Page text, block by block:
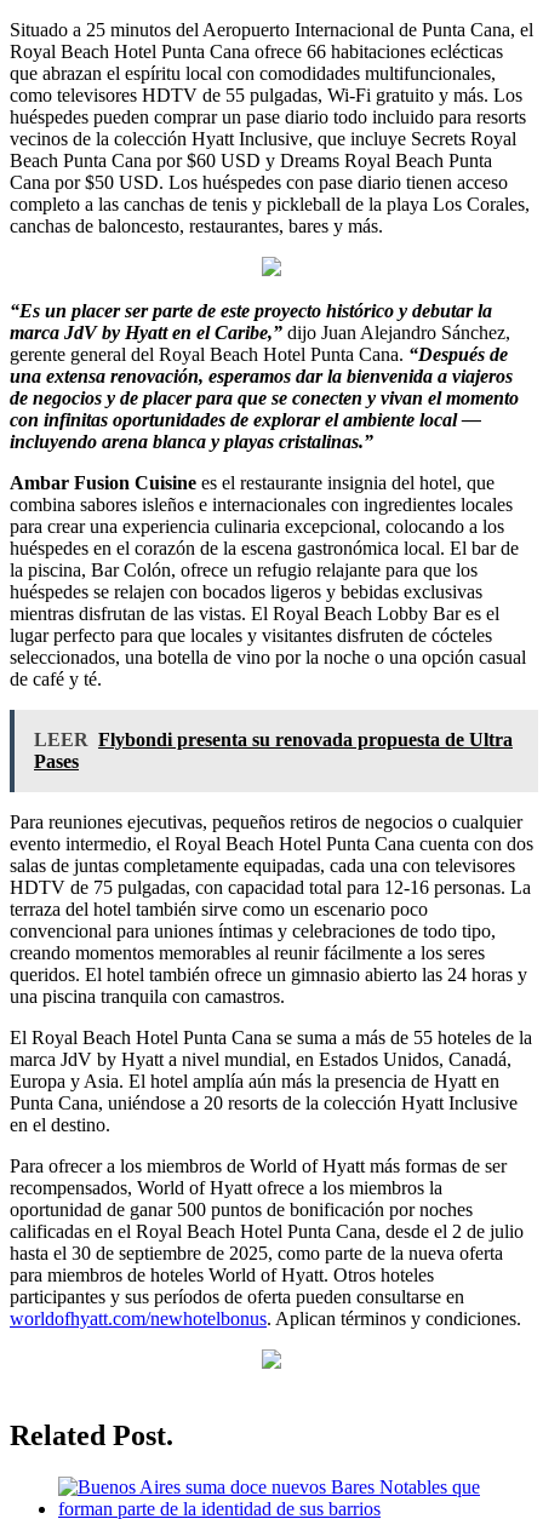
Situado a 25 minutos del Aeropuerto Internacional de Punta Cana, el
Royal Beach Hotel Punta Cana ofrece 66 habitaciones eclécticas
que abrazan el espíritu local con comodidades multifuncionales,
como televisores HDTV de 55 pulgadas, Wi-Fi gratuito y más. Los
huéspedes pueden comprar un pase diario todo incluido para resorts
vecinos de la colección Hyatt Inclusive, que incluye Secrets Royal
Beach Punta Cana por $60 USD y Dreams Royal Beach Punta
Cana por $50 USD. Los huéspedes con pase diario tienen acceso
completo a las canchas de tenis y pickleball de la playa Los Corales,
canchas de baloncesto, restaurantes, bares y más.
“Es un placer ser parte de este proyecto histórico y debutar la
marca JdV by Hyatt en el Caribe,” dijo Juan Alejandro Sánchez,
gerente general del Royal Beach Hotel Punta Cana. “Después de
una extensa renovación, esperamos dar la bienvenida a viajeros
de negocios y de placer para que se conecten y vivan el momento
con infinitas oportunidades de explorar el ambiente local —
incluyendo arena blanca y playas cristalinas.”
Ambar Fusion Cuisine es el restaurante insignia del hotel, que
combina sabores isleños e internacionales con ingredientes locales
para crear una experiencia culinaria excepcional, colocando a los
huéspedes en el corazón de la escena gastronómica local. El bar de
la piscina, Bar Colón, ofrece un refugio relajante para que los
huéspedes se relajen con bocados ligeros y bebidas exclusivas
mientras disfrutan de las vistas. El Royal Beach Lobby Bar es el
lugar perfecto para que locales y visitantes disfruten de cócteles
seleccionados, una botella de vino por la noche o una opción casual
de café y té.
LEER Flybondi presenta su renovada propuesta de Ultra
Pases
Para reuniones ejecutivas, pequeños retiros de negocios o cualquier
evento intermedio, el Royal Beach Hotel Punta Cana cuenta con dos
salas de juntas completamente equipadas, cada una con televisores
HDTV de 75 pulgadas, con capacidad total para 12-16 personas. La
terraza del hotel también sirve como un escenario poco
convencional para uniones íntimas y celebraciones de todo tipo,
creando momentos memorables al reunir fácilmente a los seres
queridos. El hotel también ofrece un gimnasio abierto las 24 horas y
una piscina tranquila con camastros.
El Royal Beach Hotel Punta Cana se suma a más de 55 hoteles de la
marca JdV by Hyatt a nivel mundial, en Estados Unidos, Canadá,
Europa y Asia. El hotel amplía aún más la presencia de Hyatt en
Punta Cana, uniéndose a 20 resorts de la colección Hyatt Inclusive
en el destino.
Para ofrecer a los miembros de World of Hyatt más formas de ser
recompensados, World of Hyatt ofrece a los miembros la
oportunidad de ganar 500 puntos de bonificación por noches
calificadas en el Royal Beach Hotel Punta Cana, desde el 2 de julio
hasta el 30 de septiembre de 2025, como parte de la nueva oferta
para miembros de hoteles World of Hyatt. Otros hoteles
participantes y sus períodos de oferta pueden consultarse en
worldofhyatt.com/newhotelbonus. Aplican términos y condiciones.
Related Post.